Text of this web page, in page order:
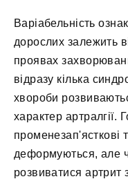
Варіабельність
дорослих залежить
проявах
відразу кілька
хвороби
характер артралгії.
променезап'ясткові
деформуються, але
розвиватися артрит